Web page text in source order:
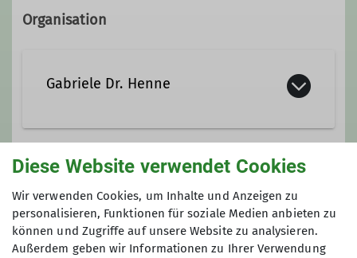
Organisation
Gabriele Dr. Henne
036605 902029
gabriele.henne@alpenverein-
gera.de
Gruppe
Wandergruppe
Diese Website verwendet Cookies
Wir verwenden Cookies, um Inhalte und Anzeigen zu
personalisieren, Funktionen für soziale Medien anbieten zu
können und Zugriffe auf unsere Website zu analysieren.
Außerdem geben wir Informationen zu Ihrer Verwendung